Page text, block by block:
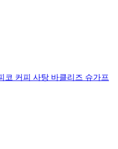
코 커피 사탕 바클리즈 슈가프